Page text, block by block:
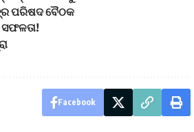
ପରିଷଦ ବୈଠକ
ସଫଳତା!
Facebook